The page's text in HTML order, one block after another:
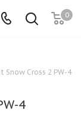
0
Snow Cross 2 PW-4
4